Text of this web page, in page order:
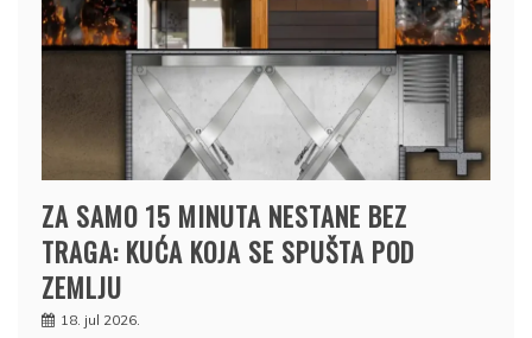
ZA SAMO 15 MINUTA NESTANE BEZ
TRAGA: KUĆA KOJA SE SPUŠTA POD
ZEMLJU
18. jul 2026.